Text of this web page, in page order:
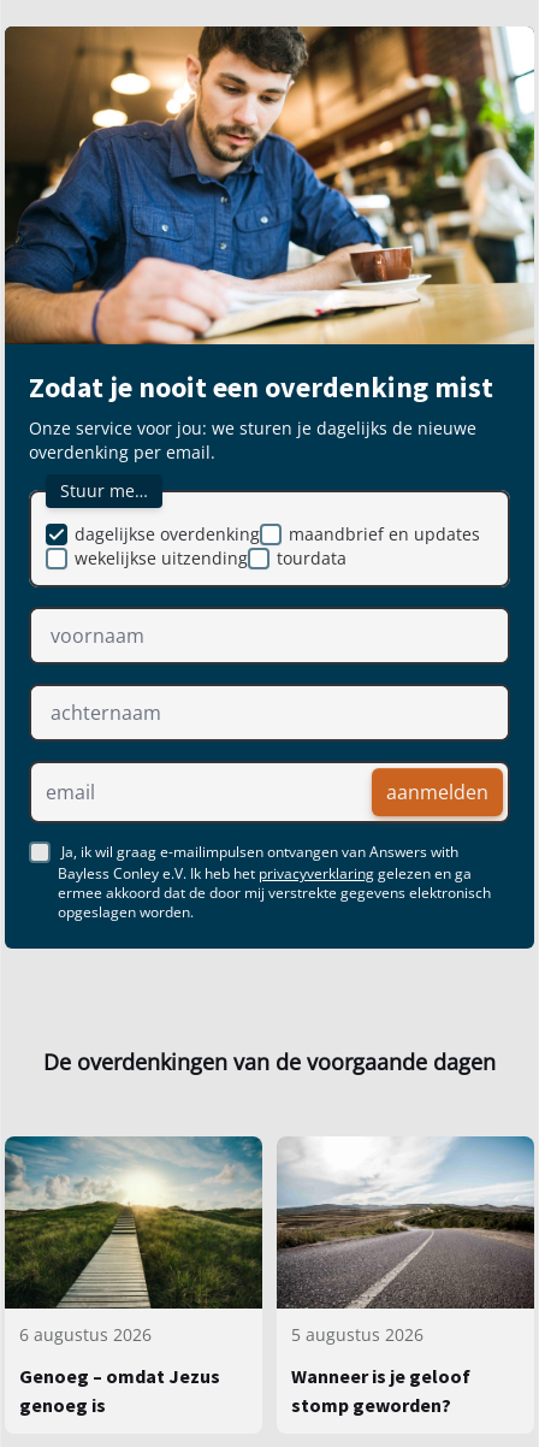
Zodat je nooit een overdenking mist
Onze service voor jou: we sturen je dagelijks de nieuwe
overdenking per email.
Stuur me…
maandbrief en updates
dagelijkse overdenking
wekelijkse uitzending
tourdata
aanmelden
Ja, ik wil graag e-mailimpulsen ontvangen van Answers with
Bayless Conley e.V. Ik heb het privacyverklaringgelezen en ga
ermee akkoord dat de door mij verstrekte gegevens elektronisch
opgeslagen worden.
De overdenkingen van de voorgaande dagen
6 augustus 2026
Genoeg – omdat Jezus
genoeg is
5 augustus 2026
Wanneer is je geloof
stomp geworden?